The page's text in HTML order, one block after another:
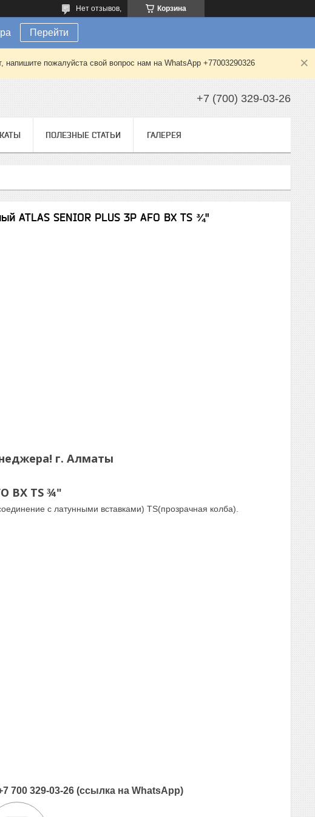
Корзина
Нет отзывов,
Перейти
пожалуйста свой вопрос нам на WhatsApp +77003290326
+7 (700) 329-03-26
ПОЛЕЗНЫЕ СТАТЬИ ГАЛЕРЕЯ
ATLAS SENIOR PLUS 3P AFO BX TS ¾"
г. Алматы
BX TS ¾"
с латунными вставками) TS(прозрачная колба).
700 329-03-26 (ссылка на WhatsApp)